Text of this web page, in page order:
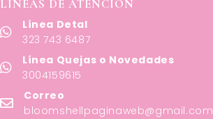
LÍNEAS DE ATENCIÓN
Línea Detal
323 743 6487
Línea Quejas o Novedades
3004159615
Correo
bloomshellpaginaweb@gmail.com